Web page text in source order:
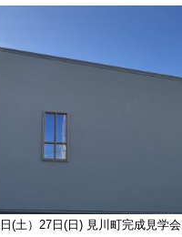
(土）27日(日) 見川町完成見学会